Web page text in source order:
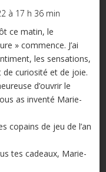
à 17 h 36 min
ce matin, le
» commence. J’ai
les sensations,
curiosité et de joie.
d’ouvrir le
as inventé Marie-
copains de jeu de l’an
tes cadeaux, Marie-